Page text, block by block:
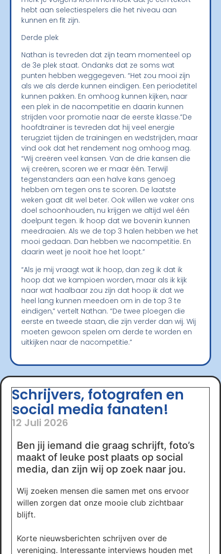
hebt aan selectiespelers die het niveau aan
kunnen en fit zijn.
Derde plek
Nathan is tevreden dat zijn team momenteel op
de 3e plek staat. Ondanks dat ze soms wat
punten hebben weggegeven. “Het zou mooi zijn
als we als derde kunnen eindigen. Een periodetitel
kunnen pakken. En omhoog kunnen kijken, naar
een plek in de nacompetitie en daarin kunnen
strijden voor promotie naar de eerste klasse.”De
hoofdtrainer is tevreden dat hij veel energie
terugziet tijden de trainingen en wedstrijden, maar
vind ook dat het rendement nog omhoog mag.
“Wij creëren veel kansen. Van de drie kansen die
wij creëren, scoren we er maar één. Terwijl
tegenstanders aan een halve kans genoeg
hebben om tegen ons te scoren. De laatste
weken gaat dit wel beter. Ook willen we vaker ons
doel schoonhouden, nu krijgen we altijd wel één
doelpunt tegen. Ik hoop dat we bovenin kunnen
meedraaien. Als we de top 3 halen hebben we het
mooi gedaan. Dan hebben we nacompetitie. En
daarin weet je nooit hoe het loopt.”
“Als je mij vraagt wat ik hoop, dan zeg ik dat ik
hoop dat we kampioen worden, maar als ik kijk
naar wat haalbaar zou zijn dat hoop ik dat we
heel lang kunnen meedoen om in de top 3 te
eindigen,” vertelt Nathan. “De twee ploegen die
eerste en tweede staan, die zijn verder dan wij. Wij
moeten gewoon spelen om derde te worden en
uitkijken naar de nacompetitie.”
Schrijvers, fotografen en
social media fanaten!
12 Juli 2026
Ben jij iemand die graag schrijft, foto’s
maakt of leuke post plaats op social
media, dan zijn wij op zoek naar jou.
Wij zoeken mensen die samen met ons ervoor
willen zorgen dat onze mooie club zichtbaar
blijft.
Korte nieuwsberichten schrijven over de
vereniging. Interessante interviews houden met